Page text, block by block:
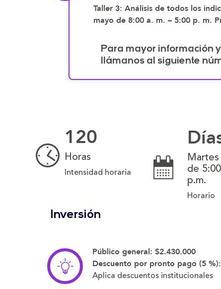
Taller 3: Análisis de todos los
mayo de 8:00 a. m. – 5:00 p. m.
Para mayor información
llámanos al siguiente
120
Horas
Intensidad horaria de
p.m.
Horario
Inversión
Público general: $2.430.000
Descuento por pronto pago (5 %):
Aplica descuentos institucionales